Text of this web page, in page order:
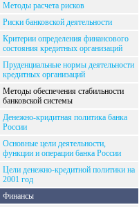
Методы расчета рисков
Риски банковской деятельности
Критерии определения финансового
состояния кредитных организаций
Пруденциальные нормы деятельности
кредитных организаций
Методы обеспечения стабильности
банковской системы
Денежно-кридитная политика банка
России
Основные цели деятельности,
функции и операции банка России
Цели денежно-кредитной политики на
2001 год
Финансы